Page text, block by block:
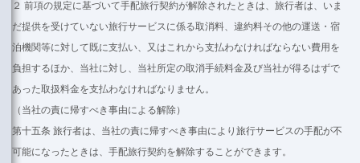
２ 前項の規定に基づいて手配旅行契約が解除されたときは、旅行者は、いま
だ提供を受けていない旅行サービスに係る取消料、違約料その他の運送・宿
泊機関等に対して既に支払い、又はこれから支払わなければならない費用を
負担するほか、当社に対し、当社所定の取消手続料金及び当社が得るはずで
あった取扱料金を支払わなければなりません。
（当社の責に帰すべき事由による解除）
第十五条 旅行者は、当社の責に帰すべき事由により旅行サービスの手配が不
可能になったときは、手配旅行契約を解除することができます。